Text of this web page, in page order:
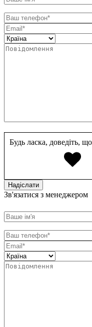
Будь ласка, доведіть,
Зв'язатися з менеджером